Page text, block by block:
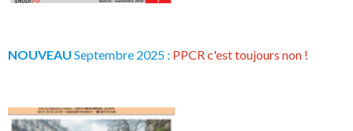
NOUVEAU Septembre 2025 : PPCR c'est toujours non !